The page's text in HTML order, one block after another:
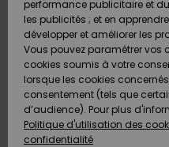
Snow
Snow
Femme
A
OUTLET
AIDE &
CONTACT
Cadeau
Quiksilver
Freedom
Protection
des
MAGASINS
performance publicitaire et
les publicités ; et en
développer et améliorer les
Vous pouvez paramétrer vos
cookies soumis à votre
lorsque les cookies
consentement (tels que
d’audience). Pour plus
Politique d'utilisation des
confidentialité